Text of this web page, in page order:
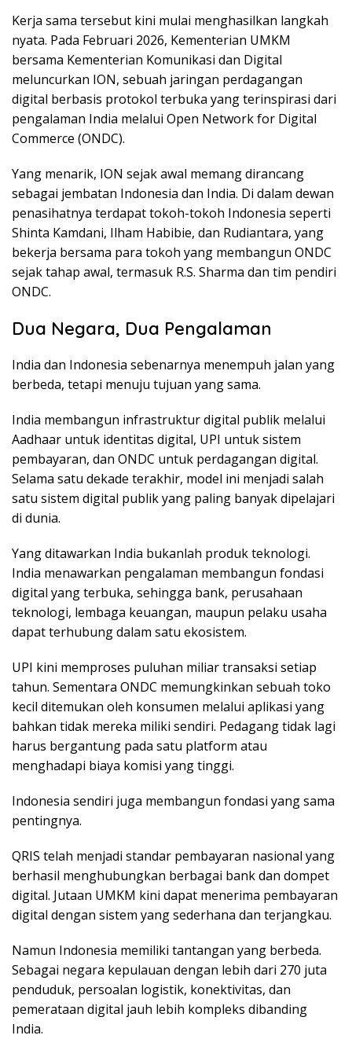
Kerja sama tersebut kini mulai menghasilkan langkah
nyata. Pada Februari 2026, Kementerian UMKM
bersama Kementerian Komunikasi dan Digital
meluncurkan ION, sebuah jaringan perdagangan
digital berbasis protokol terbuka yang terinspirasi dari
pengalaman India melalui Open Network for Digital
Commerce (ONDC).
Yang menarik, ION sejak awal memang dirancang
sebagai jembatan Indonesia dan India. Di dalam dewan
penasihatnya terdapat tokoh-tokoh Indonesia seperti
Shinta Kamdani, Ilham Habibie, dan Rudiantara, yang
bekerja bersama para tokoh yang membangun ONDC
sejak tahap awal, termasuk R.S. Sharma dan tim pendiri
ONDC.
Dua Negara, Dua Pengalaman
India dan Indonesia sebenarnya menempuh jalan yang
berbeda, tetapi menuju tujuan yang sama.
India membangun infrastruktur digital publik melalui
Aadhaar untuk identitas digital, UPI untuk sistem
pembayaran, dan ONDC untuk perdagangan digital.
Selama satu dekade terakhir, model ini menjadi salah
satu sistem digital publik yang paling banyak dipelajari
di dunia.
Yang ditawarkan India bukanlah produk teknologi.
India menawarkan pengalaman membangun fondasi
digital yang terbuka, sehingga bank, perusahaan
teknologi, lembaga keuangan, maupun pelaku usaha
dapat terhubung dalam satu ekosistem.
UPI kini memproses puluhan miliar transaksi setiap
tahun. Sementara ONDC memungkinkan sebuah toko
kecil ditemukan oleh konsumen melalui aplikasi yang
bahkan tidak mereka miliki sendiri. Pedagang tidak lagi
harus bergantung pada satu platform atau
menghadapi biaya komisi yang tinggi.
Indonesia sendiri juga membangun fondasi yang sama
pentingnya.
QRIS telah menjadi standar pembayaran nasional yang
berhasil menghubungkan berbagai bank dan dompet
digital. Jutaan UMKM kini dapat menerima pembayaran
digital dengan sistem yang sederhana dan terjangkau.
Namun Indonesia memiliki tantangan yang berbeda.
Sebagai negara kepulauan dengan lebih dari 270 juta
penduduk, persoalan logistik, konektivitas, dan
pemerataan digital jauh lebih kompleks dibanding
India.